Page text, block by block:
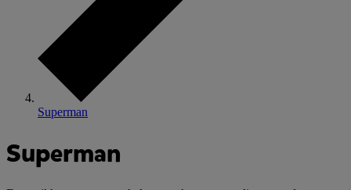
Superman
Superman